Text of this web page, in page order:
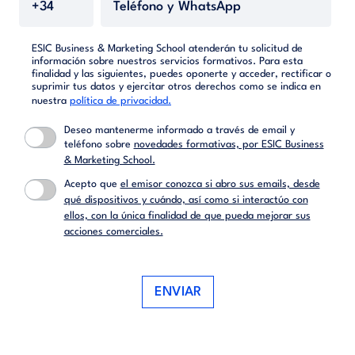
ESIC Business & Marketing School atenderán tu solicitud de
información sobre nuestros servicios formativos. Para esta
finalidad y las siguientes, puedes oponerte y acceder, rectificar o
suprimir tus datos y ejercitar otros derechos como se indica en
nuestra política de privacidad.
Deseo mantenerme informado a través de email y
teléfono sobre novedades formativas, por ESIC Business
& Marketing School.
Acepto que el emisor conozca si abro sus emails, desde
qué dispositivos y cuándo, así como si interactúo con
ellos, con la única finalidad de que pueda mejorar sus
acciones comerciales.
ENVIAR